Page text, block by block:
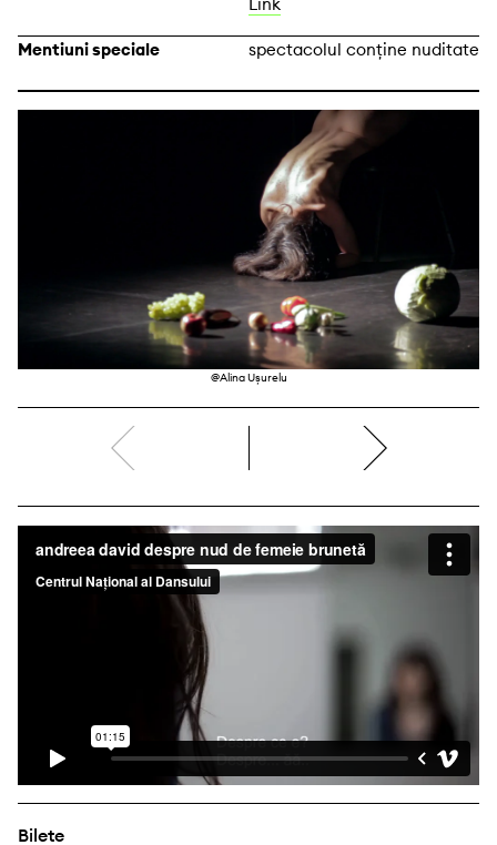
Mentiuni speciale spectacolul conține nuditate
@Alina Ușurelu
Bilete